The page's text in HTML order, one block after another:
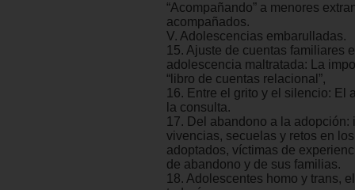
“Acompañando” a menores
acompañados.
V. Adolescencias embarulladas.
15. Ajuste de cuentas familiares
adolescencia maltratada: La
“libro de cuentas relacional”,
16. Entre el grito y el silencio: El
la consulta.
17. Del abandono a la adopción:
vivencias, secuelas y retos en
adoptados, víctimas de
de abandono y de sus familias.
18. Adolescentes homo y trans,